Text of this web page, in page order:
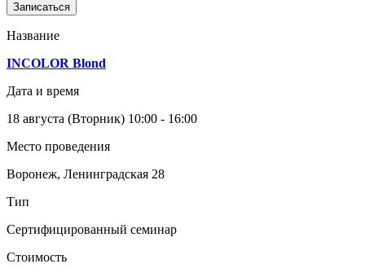
Записаться
Название
INCOLOR Blond
Дата и время
18 августа (Вторник) 10:00 - 16:00
Место проведения
Воронеж, Ленинградская 28
Тип
Сертифицированный семинар
Стоимость